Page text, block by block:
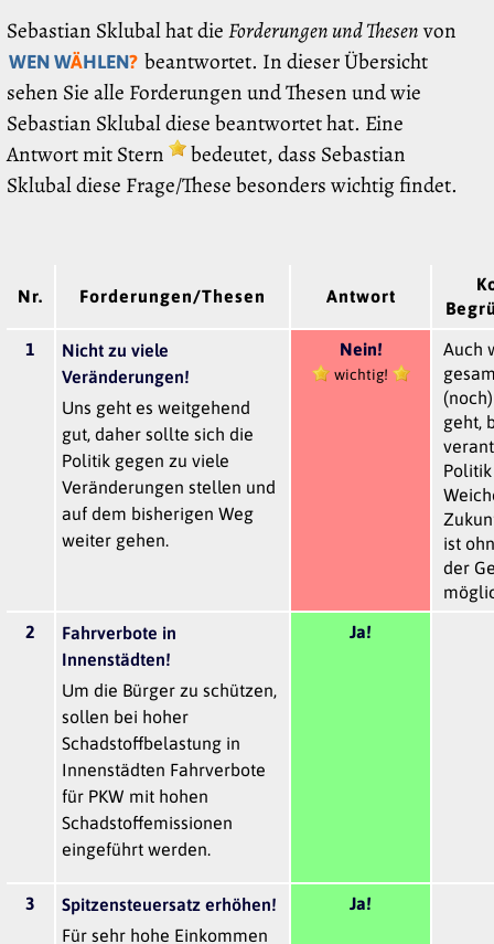
Sebastian Sklubal hat dieForderungen und Thesenvon
WEN WÄHLEN? beantwortet. In dieser Übersicht
sehen Sie alle Forderungen und Thesen und wie
Sebastian Sklubal diese beantwortet hat. Eine
Antwort mit Stern
bedeutet, dass Sebastian
Sklubal diese Frage/These besonders wichtig findet.
Nr. Forderungen/Thesen Antwort
1
Nicht zu viele
Veränderungen!
Uns geht es weitgehend
gut, daher sollte sich die
Politik gegen zu viele
Veränderungen stellen und
auf dem bisherigen Weg
weiter gehen.
Nein!
wichtig!
Auch
geht,
ist
der
2
Fahrverbote in
Innenstädten!
Um die Bürger zu schützen,
sollen bei hoher
Schadstoffbelastung in
Innenstädten Fahrverbote
für PKW mit hohen
Schadstoffemissionen
eingeführt werden.
Ja!
3
Spitzensteuersatz erhöhen!
Für sehr hohe Einkommen
Ja!